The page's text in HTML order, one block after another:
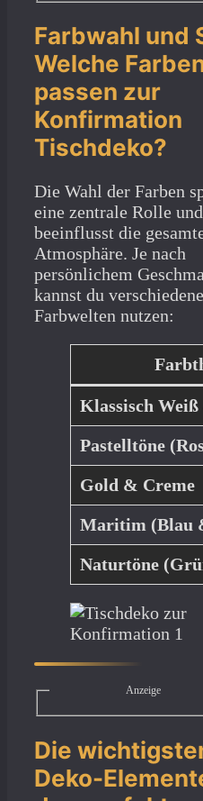
Farbwahl und
Welche
passen zur
Konfirmation
Tischdeko?
Die Wahl der Farben
eine zentrale Rolle und
beeinflusst die
Atmosphäre. Je nach
persönlichem
kannst du verschiedene
Farbwelten nutzen:
Klassisch
Pastelltöne
Gold & Creme
Maritim (Blau
Naturtöne
Anzeige
Die
Deko-